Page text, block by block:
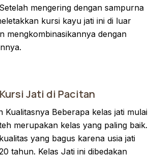
mengering dengan sampurna
kursi kayu jati ini di luar
mengkombinasikannya dengan
Jati di Pacitan
Kualitasnya Beberapa kelas jati mulai
merupakan kelas yang paling baik.
yang bagus karena usia jati
tahun. Kelas Jati ini dibedakan